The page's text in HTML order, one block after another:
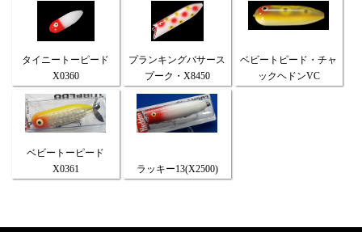
タイニートーピード
X0360
プランキングバサース
プーク・X8450
ベビートピード・チャ
ックヘドンVC
ベビートーピード
X0361
ラッキー13(X2500)